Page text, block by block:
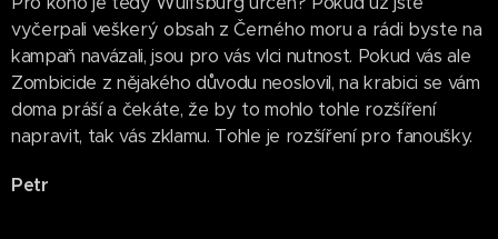
vyčerpali veškerý obsah z Černého moru a rádi byste na
kampaň navázali, jsou pro vás vlci nutnost. Pokud vás ale
Zombicide z nějakého důvodu neoslovil, na krabici se vám
doma práší a čekáte, že by to mohlo tohle rozšíření
napravit, tak vás zklamu. Tohle je rozšíření pro fanoušky.
Petr